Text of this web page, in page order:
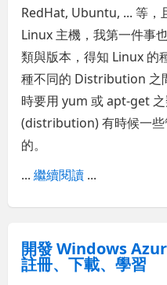
RedHat, Ubuntu, ... 等，
Linux 主機，我第一件事
類與版本，得知 Linux 的
種不同的 Distribution 之
時要用 yum 或 apt-get
(distribution) 有時候一些
的。
...繼續閱讀 ...
開發 Windows
註冊、下載、學習